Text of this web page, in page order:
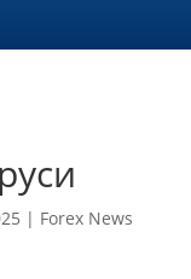
| Forex News